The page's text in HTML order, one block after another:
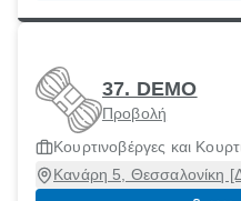
37. DEMO
Προβολή
Κουρτινοβέργες και
Κανάρη 5, Θεσσαλονίκη